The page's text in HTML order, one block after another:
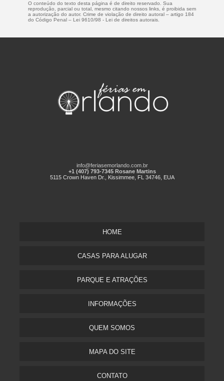
O conteúdo do texto desta página é de direito reservado. Sua
reprodução, parcial ou total, mesmo citando nossos links, é proibida sem
a autorização do autor. Crime de violação de direito autoral – artigo 184
do Código Penal – Lei 9610/98 - Lei de direitos autorais
info@feriasemorlando.com.br
+1 (407) 793-7345 Rosane Martins
5115 Crown Haven Dr., Kissimmee, FL 34746, EUA
HOME
CASAS PARA ALUGAR
PARQUE E ATRAÇÕES
INFORMAÇÕES
QUEM SOMOS
MAPA DO SITE
CONTATO